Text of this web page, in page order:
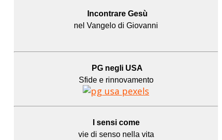
Incontrare Gesù
nel Vangelo di Giovanni
PG negli USA
Sfide e rinnovamento
I sensi come
vie di senso nella vita